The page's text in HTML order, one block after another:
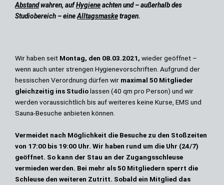
Abstandwahren, aufHygieneachten und – außerhalb des
Studiobereich – eineAlltagsmasketragen.
Wir haben seit Montag, den 08.03.2021, wieder geöffnet –
wenn auch unter strengen Hygienevorschriften. Aufgrund der
hessischen Verordnung dürfen wir maximal 50 Mitglieder
gleichzeitig ins Studiolassen (40 qm pro Person) und wir
werden voraussichtlich bis auf weiteres keine Kurse, EMS und
Sauna-Besuche anbieten können.
Vermeidet nach Möglichkeit die Besuche zu den Stoßzeiten
von 17:00 bis 19:00 Uhr. Wir haben rund um die Uhr (24/7)
geöffnet. So kann der Stau an der Zugangsschleuse
vermieden werden. Bei mehr als 50 Mitgliedern sperrt die
Schleuse den weiteren Zutritt. Sobald ein Mitglied das